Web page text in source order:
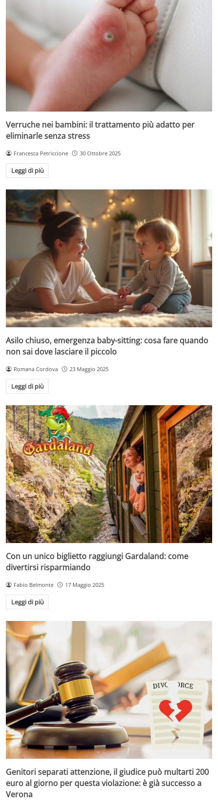
Verruche nei bambini: il trattamento più adatto per
eliminarle senza stress
Francesca Petriccione 30 Ottobre 2025
Leggi di più
Asilo chiuso, emergenza baby-sitting: cosa fare quando
non sai dove lasciare il piccolo
Romana Cordova 23 Maggio 2025
Leggi di più
Con un unico biglietto raggiungi Gardaland: come
divertirsi risparmiando
Fabio Belmonte 17 Maggio 2025
Leggi di più
Genitori separati attenzione, il giudice può multarti 200
euro al giorno per questa violazione: è già successo a
Verona